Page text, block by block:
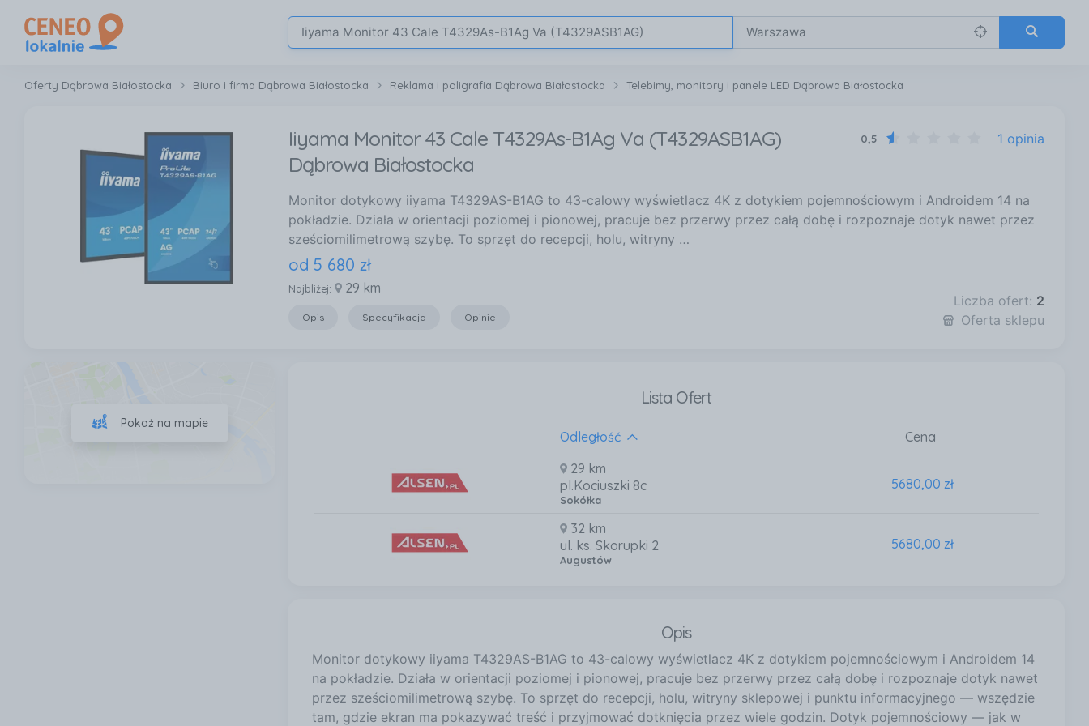
Oferty Dąbrowa Białostocka Biuro i firma Dąbrowa Białostocka Reklama i poligrafia Dąbrowa Białostocka Telebimy, monitory i panele LED Dąbrowa Białostocka
Iiyama Monitor 43 Cale T4329As-B1Ag Va (T4329ASB1AG)
Dąbrowa Białostocka
0,5 1 opinia
Monitor dotykowy iiyama T4329AS-B1AG to 43-calowy wyświetlacz 4K z dotykiem pojemnościowym i Androidem 14 na
pokładzie. Działa w orientacji poziomej i pionowej, pracuje bez przerwy przez całą dobę i rozpoznaje dotyk nawet przez
sześciomilimetrową szybę. To sprzęt do recepcji, holu, witryny …
od 5 680 zł
Najbliżej: 29 km
Opis Specyfikacja Opinie
Liczba ofert: 2
Oferta sklepu
Lista Ofert
Odległość
Cena
29 km
pl.Kociuszki 8c
Sokółka
5680,00 zł
32 km
ul. ks. Skorupki 2
Augustów
5680,00 zł
Opis
Monitor dotykowy iiyama T4329AS-B1AG to 43-calowy wyświetlacz 4K z dotykiem pojemnościowym i Androidem 14
na pokładzie. Działa w orientacji poziomej i pionowej, pracuje bez przerwy przez całą dobę i rozpoznaje dotyk nawet
przez sześciomilimetrową szybę. To sprzęt do recepcji, holu, witryny sklepowej i punktu informacyjnego — wszędzie
tam, gdzie ekran ma pokazywać treść i przyjmować dotknięcia przez wiele godzin. Dotyk pojemnościowy — jak w
Pokaż na mapie